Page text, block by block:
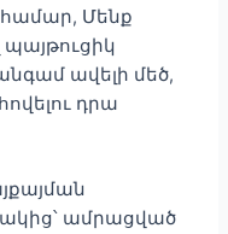
Մենք
ավելի մեծ,
դրա
ամրացված